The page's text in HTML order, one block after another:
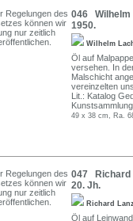
046 Wilhelm
1950.
Wilhelm
Öl auf
versehen. In
Malschicht
vereinzelten
Lit.: Katalog
49 x 38 cm, Ra.
047 Richard
20. Jh.
Richard
Öl auf